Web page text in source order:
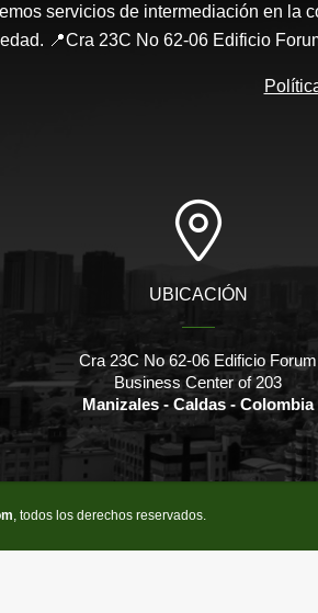
servicios de intermediación en la
📍Cra 23C No 62-06 Edificio
UBICACIÓN
Cra 23C No 62-06 Edificio Forum
Business Center of 203
Manizales - Caldas - Colombia
, todos los derechos reservados.